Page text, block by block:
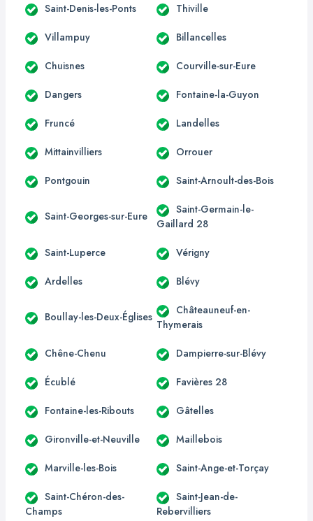
Saint-Denis-les-Ponts Thiville
Villampuy Billancelles
Chuisnes Courville-sur-Eure
Dangers Fontaine-la-Guyon
Fruncé Landelles
Mittainvilliers Orrouer
Pontgouin Saint-Arnoult-des-Bois
Saint-Georges-sur-Eure
Saint-Germain-le-
Gaillard 28
Saint-Luperce Vérigny
Ardelles Blévy
Boullay-les-Deux-Églises
Châteauneuf-en-
Thymerais
Chêne-Chenu Dampierre-sur-Blévy
Écublé Favières 28
Fontaine-les-Ribouts Gâtelles
Gironville-et-Neuville Maillebois
Marville-les-Bois Saint-Ange-et-Torçay
Saint-Chéron-des-
Champs
Saint-Jean-de-
Rebervilliers